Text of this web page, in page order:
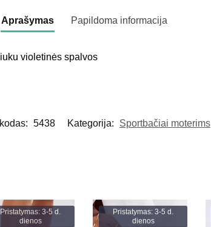
Aprašymas Papildoma informacija
violetinės spalvos
5438 Kategorija: Sportbačiai moterims
Pristatymas: 3-5 d.
dienos
Pristatymas: 3-5 d.
dienos